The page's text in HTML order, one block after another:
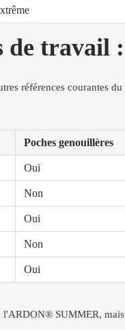
travail
références courantes du
Poches genouillères
Oui
Non
Oui
Non
Oui
l'ARDON® SUMMER,